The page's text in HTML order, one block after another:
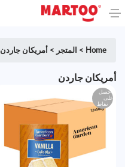
Home
> المتجر > أمريكان جاردن
أمريكان جاردن
احصل
على
نقاط